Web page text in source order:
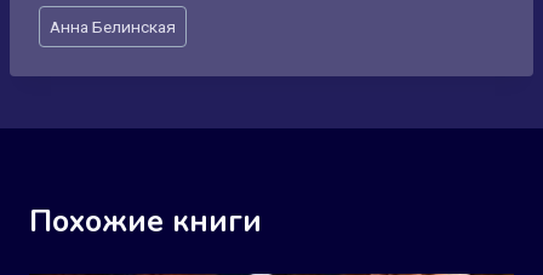
Метки
записи:
Анна Белинская
Похожие книги